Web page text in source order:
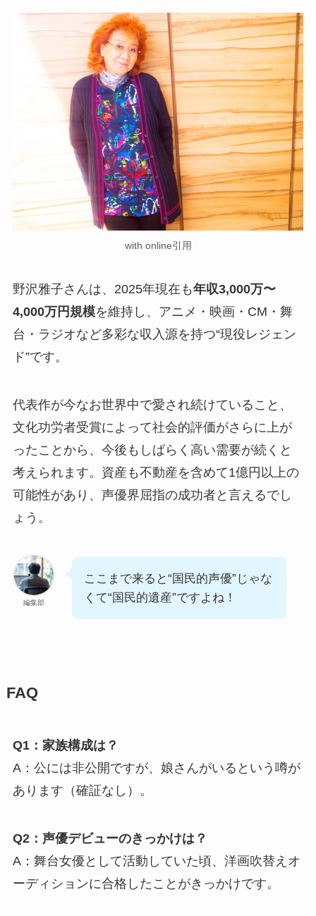
with online引用
野沢雅子さんは、2025年現在も年収3,000万〜
4,000万円規模を維持し、アニメ・映画・CM・舞
台・ラジオなど多彩な収入源を持つ“現役レジェン
ド”です。
代表作が今なお世界中で愛され続けていること、
文化功労者受賞によって社会的評価がさらに上が
ったことから、今後もしばらく高い需要が続くと
考えられます。資産も不動産を含めて1億円以上の
可能性があり、声優界屈指の成功者と言えるでし
ょう。
編集部
ここまで来ると“国民的声優”じゃな
くて“国民的遺産”ですよね！
FAQ
Q1：家族構成は？
A：公には非公開ですが、娘さんがいるという噂が
あります（確証なし）。
Q2：声優デビューのきっかけは？
A：舞台女優として活動していた頃、洋画吹替えオ
ーディションに合格したことがきっかけです。